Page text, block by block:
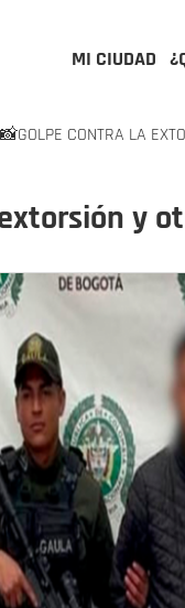
MI CIUDAD
📸GOLPE CONTRA LA
y